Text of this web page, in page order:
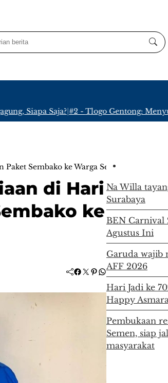
Siapa Saja?|#2 -Tlogo Gentong:
Sembako ke Warga Sekitar
di Hari
ke
Facebook Twitter Pinterest WhatsApp
Na Willa
Surabaya
BEN Carnival
Agustus Ini
Garuda wajib
AFF 2026
Hari Jadi ke
Happy Asmara
Pembukaan
Semen, siap
masyarakat